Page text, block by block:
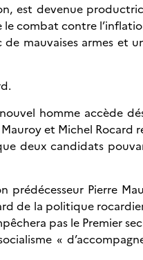
est devenue
le combat contre
mauvaises armes et
homme accède
et Michel Rocard
deux candidats
prédécesseur Pierre
de la politique
pas le Premier
«